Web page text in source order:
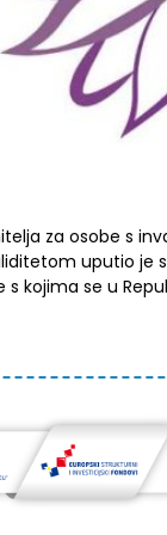
za osobe s
uputio
kojima se u